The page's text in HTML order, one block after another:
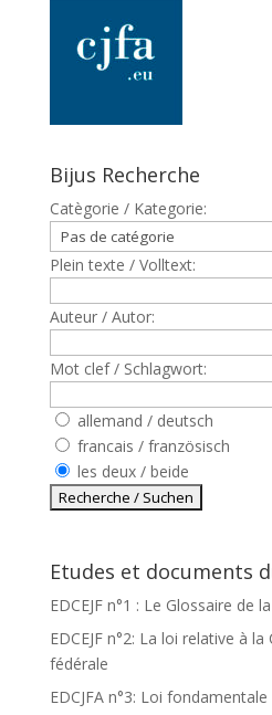
Bijus Recherche
Catègorie / Kategorie:
Plein texte / Volltext:
Auteur / Autor:
Mot clef / Schlagwort:
allemand / deutsch
francais / französisch
les deux / beide
Etudes et documents
EDCEJF n°1 : Le Glossaire de
EDCEJF n°2: La loi relative à
fédérale
EDCJFA n°3: Loi fondamentale